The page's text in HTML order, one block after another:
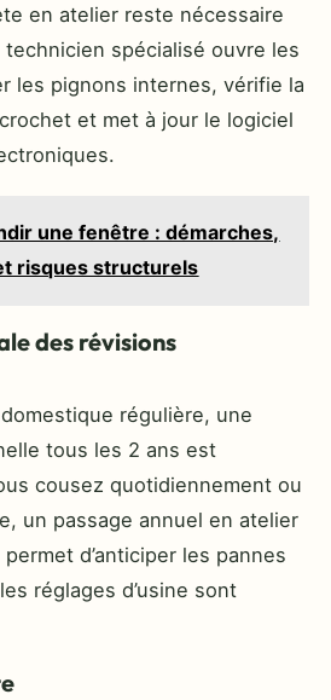
en atelier reste nécessaire
spécialisé ouvre les
les pignons internes, vérifie la
et met à jour le logiciel
une fenêtre : démarches,
risques structurels
des révisions
régulière, une
tous les 2 ans est
cousez quotidiennement ou
un passage annuel en atelier
d’anticiper les pannes
réglages d’usine sont